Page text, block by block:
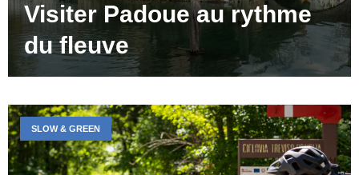
Visiter Padoue au rythme
du fleuve
SLOW & GREEN